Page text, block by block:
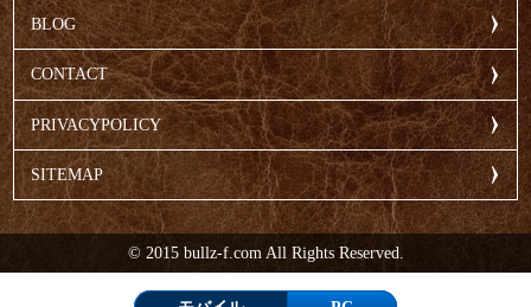
BLOG
CONTACT
PRIVACYPOLICY
SITEMAP
© 2015 bullz-f.com All Rights Reserved.